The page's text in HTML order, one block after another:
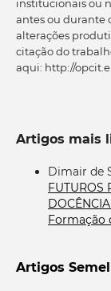
institucionais ou
antes ou durante
alterações
citação do
aqui: http://
Artigos mais
Dimair de
FUTUROS
DOCÊNCIA
Formação
Artigos